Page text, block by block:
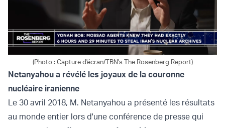
(Photo : Capture d'écran/TBN's The Rosenberg Report)
Netanyahou a révélé les joyaux de la couronne
nucléaire iranienne
Le 30 avril 2018, M. Netanyahou a présenté les résultats
au monde entier lors d'une conférence de presse qui